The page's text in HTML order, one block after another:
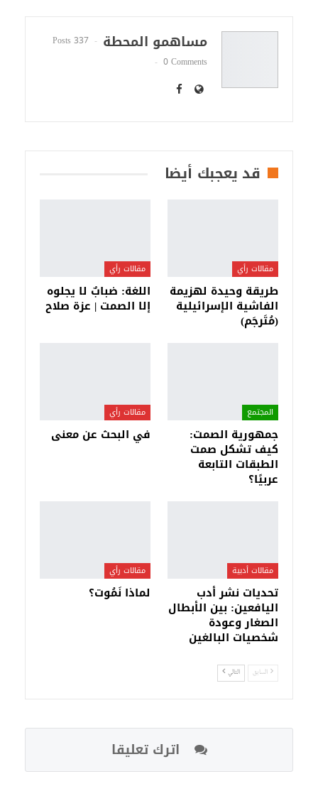
مساهمو المحطة
337 Posts
0 Comments
قد يعجبك أيضا
مقالات رأي
طريقة وحيدة لهزيمة
الفاشية الإسرائيلية
(مُتَرجَم)
مقالات رأي
اللغة: ضبابٌ لا يجلوه
إلا الصمت | عزة صلاح
المجتمع
جمهورية الصمت:
كيف تشكل صمت
الطبقات التابعة
عربيًا؟
مقالات رأي
في البحث عن معنى
مقالات أدبية
تحديات نشر أدب
اليافعين: بين الأبطال
الصغار وعودة
شخصيات البالغين
مقالات رأي
لماذا نَمُوت؟
السابق التالي
اترك تعليقا